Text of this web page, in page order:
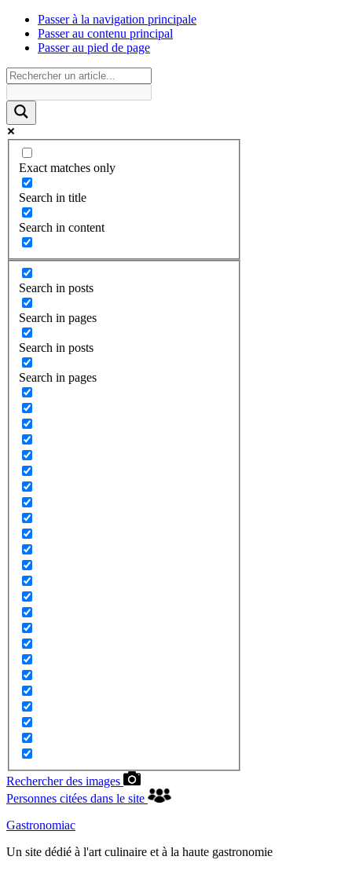
Passer à la navigation principale
Passer au contenu principal
Passer au pied de page
Exact matches only
Search in title
Search in content
Search in posts
Search in pages
Search in posts
Search in pages
Rechercher des images
Personnes citées dans le site
Gastronomiac
Un site dédié à l'art culinaire et à la haute gastronomie